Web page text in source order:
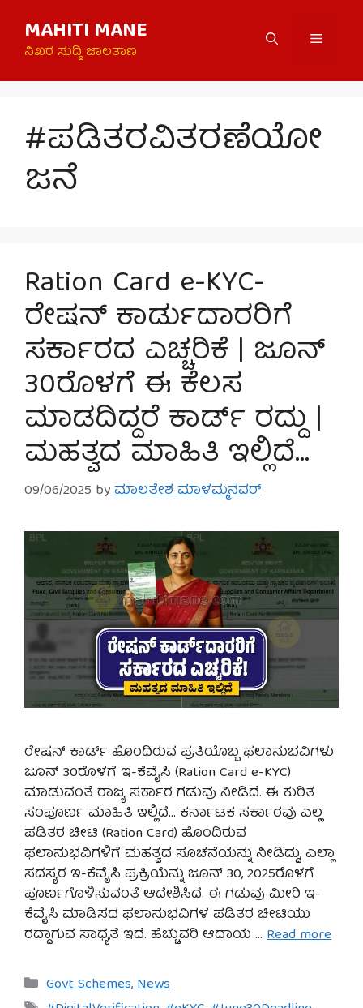
content
MAHITI MANE
ನಿಖರ ಸುದ್ದಿ ಜಾಲತಾಣ
Menu
#ಪಡಿತರವಿತರಣೆಯೋ
ಜನೆ
Ration Card e-KYC-
ರೇಷನ್ ಕಾರ್ಡುದಾರರಿಗೆ
ಸರ್ಕಾರದ ಎಚ್ಚರಿಕೆ | ಜೂನ್
30ರೊಳಗೆ ಈ ಕೆಲಸ
ಮಾಡದಿದ್ದರೆ ಕಾರ್ಡ್ ರದ್ದು |
ಮಹತ್ವದ ಮಾಹಿತಿ ಇಲ್ಲಿದೆ…
09/06/2025 byಮಾಲತೇಶ ಮಾಳಮ್ಮನವರ್
ರೇಷನ್ ಕಾರ್ಡ್ ಹೊಂದಿರುವ ಪ್ರತಿಯೊಬ್ಬ ಫಲಾನುಭವಿಗಳು
ಜೂನ್ 30ರೊಳಗೆ ಇ-ಕೆವೈಸಿ (Ration Card e-KYC)
ಮಾಡುವಂತೆ ರಾಜ್ಯ ಸರ್ಕಾರ ಗಡುವು ನೀಡಿದೆ. ಈ ಕುರಿತ
ಸಂಪೂರ್ಣ ಮಾಹಿತಿ ಇಲ್ಲಿದೆ… ಕರ್ನಾಟಕ ಸರ್ಕಾರವು ಎಲ್ಲ
ಪಡಿತರ ಚೀಟಿ (Ration Card) ಹೊಂದಿರುವ
ಫಲಾನುಭವಿಗಳಿಗೆ ಮಹತ್ವದ ಸೂಚನೆಯನ್ನು ನೀಡಿದ್ದು, ಎಲ್ಲಾ
ಸದಸ್ಯರ ಇ-ಕೆವೈಸಿ ಪ್ರಕ್ರಿಯೆನ್ನು ಜೂನ್ 30, 2025ರೊಳಗೆ
ಪೂರ್ಣಗೊಳಿಸುವಂತೆ ಆದೇಶಿಸಿದೆ. ಈ ಗಡುವು ಮೀರಿ ಇ-
ಕೆವೈಸಿ ಮಾಡಿಸದ ಫಲಾನುಭವಿಗಳ ಪಡಿತರ ಚೀಟಿಯು
ರದ್ದಾಗುವ ಸಾಧ್ಯತೆ ಇದೆ. ಹೆಚ್ಚುವರಿ ಆದಾಯ … Read more
Categories
Govt Schemes,News